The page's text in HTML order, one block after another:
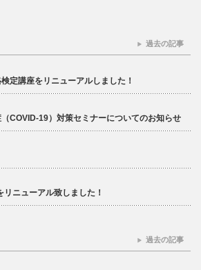
定講座をリニューアルしました！
COVID-19）対策セミナーについてのお知らせ
ニューアル致しました！
過去の記事
過去の記事